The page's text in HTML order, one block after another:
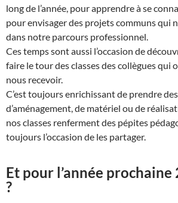
long de l’année, pour apprendre à se
pour envisager des projets communs qui
dans notre parcours professionnel.
Ces temps sont aussi l’occasion de
faire le tour des classes des collègues qui
nous recevoir.
C’est toujours enrichissant de prendre
d’aménagement, de matériel ou de
nos classes renferment des pépites
toujours l’occasion de les partager.
Et pour l’année
?